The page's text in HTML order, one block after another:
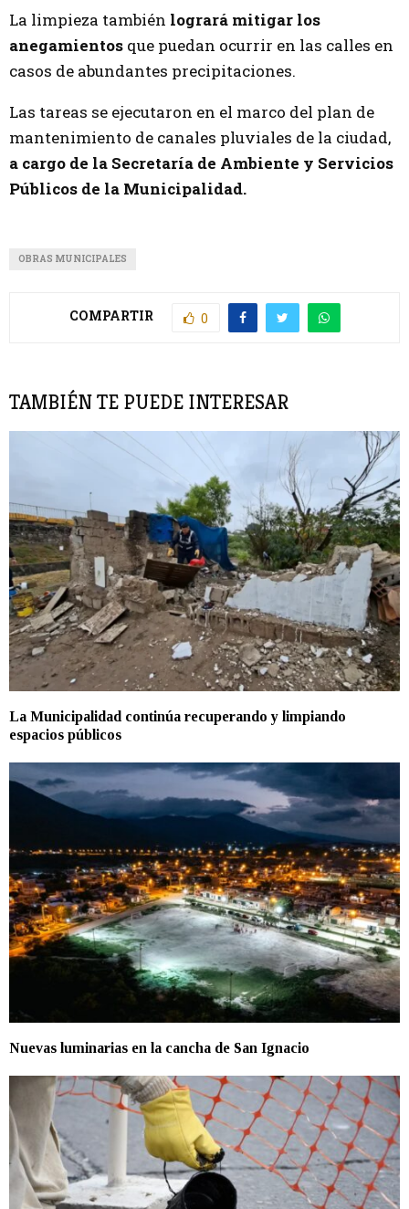
La limpieza también logrará mitigar los
anegamientos que puedan ocurrir en las calles en
casos de abundantes precipitaciones.
Las tareas se ejecutaron en el marco del plan de
mantenimiento de canales pluviales de la ciudad,
a cargo de la Secretaría de Ambiente y Servicios
Públicos de la Municipalidad.
OBRAS MUNICIPALES
COMPARTIR 0
TAMBIÉN TE PUEDE INTERESAR
La Municipalidad continúa recuperando y limpiando
espacios públicos
Nuevas luminarias en la cancha de San Ignacio